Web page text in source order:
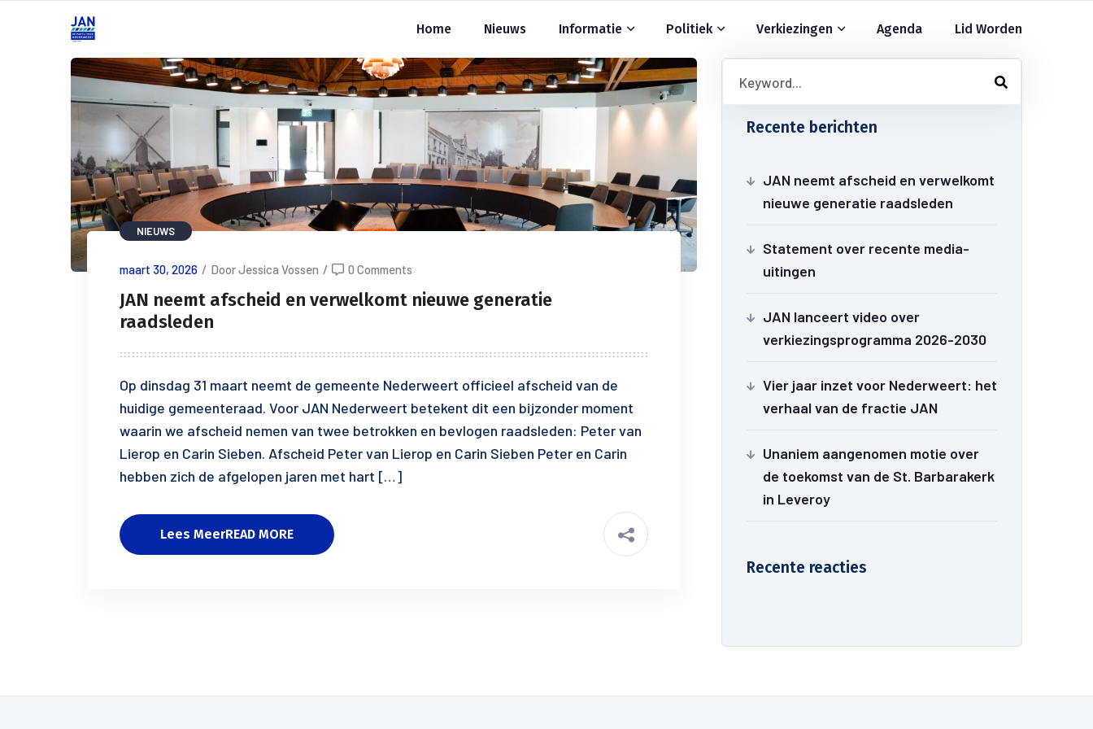
Home Nieuws Informatie Politiek Verkiezingen Agenda Lid Worden
NIEUWS
maart 30, 2026 / Door Jessica Vossen / 0 Comments
JAN neemt afscheid en verwelkomt nieuwe generatie
raadsleden
Op dinsdag 31 maart neemt de gemeente Nederweert officieel afscheid van de
huidige gemeenteraad. Voor JAN Nederweert betekent dit een bijzonder moment
waarin we afscheid nemen van twee betrokken en bevlogen raadsleden: Peter van
Lierop en Carin Sieben. Afscheid Peter van Lierop en Carin Sieben Peter en Carin
hebben zich de afgelopen jaren met hart […]
Lees MeerREAD MORE
Recente berichten
JAN neemt afscheid en verwelkomt
nieuwe generatie raadsleden
Statement over recente media-
uitingen
JAN lanceert video over
verkiezingsprogramma 2026-2030
Vier jaar inzet voor Nederweert: het
verhaal van de fractie JAN
Unaniem aangenomen motie over
de toekomst van de St. Barbarakerk
in Leveroy
Recente reacties